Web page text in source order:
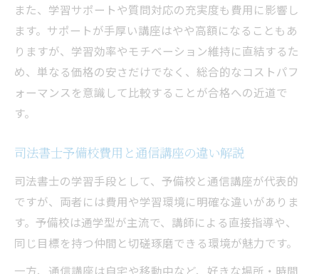
また、学習サポートや質問対応の充実度も費用に影響し
ます。サポートが手厚い講座はやや高額になることもあ
りますが、学習効率やモチベーション維持に直結するた
め、単なる価格の安さだけでなく、総合的なコストパフ
ォーマンスを意識して比較することが合格への近道で
す。
司法書士予備校費用と通信講座の違い解説
司法書士の学習手段として、予備校と通信講座が代表的
ですが、両者には費用や学習環境に明確な違いがありま
す。予備校は通学型が主流で、講師による直接指導や、
同じ目標を持つ仲間と切磋琢磨できる環境が魅力です。
一方、通信講座は自宅や移動中など、好きな場所・時間